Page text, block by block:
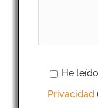
He
Privacidad